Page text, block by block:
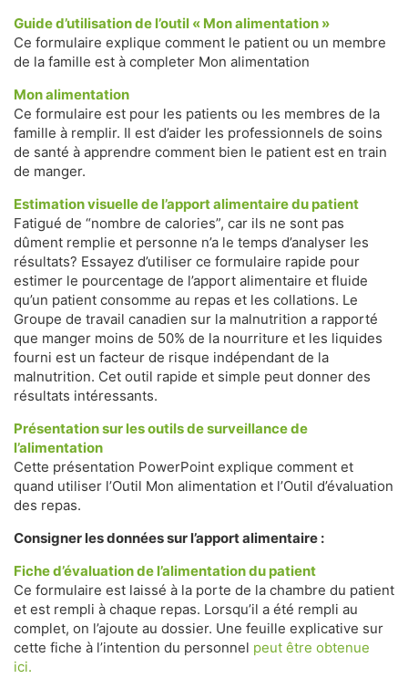
Guide d’utilisation de l’outil « Mon alimentation »
Ce formulaire explique comment le patient ou un membre
de la famille est à completer Mon alimentation
Mon alimentation
Ce formulaire est pour les patients ou les membres de la
famille à remplir. Il est d’aider les professionnels de soins
de santé à apprendre comment bien le patient est en train
de manger.
Estimation visuelle de l’apport alimentaire du patient
Fatigué de “nombre de calories”, car ils ne sont pas
dûment remplie et personne n’a le temps d’analyser les
résultats? Essayez d’utiliser ce formulaire rapide pour
estimer le pourcentage de l’apport alimentaire et fluide
qu’un patient consomme au repas et les collations. Le
Groupe de travail canadien sur la malnutrition a rapporté
que manger moins de 50% de la nourriture et les liquides
fourni est un facteur de risque indépendant de la
malnutrition. Cet outil rapide et simple peut donner des
résultats intéressants.
Présentation sur les outils de surveillance de
l’alimentation
Cette présentation PowerPoint explique comment et
quand utiliser l’Outil Mon alimentation et l’Outil d’évaluation
des repas.
Consigner les données sur l’apport alimentaire :
Fiche d’évaluation de l’alimentation du patient
Ce formulaire est laissé à la porte de la chambre du patient
et est rempli à chaque repas. Lorsqu’il a été rempli au
complet, on l’ajoute au dossier. Une feuille explicative sur
cette fiche à l’intention du personnel peut être obtenue
ici.